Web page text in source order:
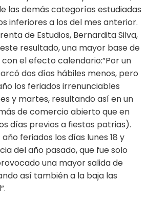
las demás categorías estudiadas
inferiores a los del mes anterior.
de Estudios, Bernardita Silva,
resultado, una mayor base de
el efecto calendario:”Por un
dos días hábiles menos, pero
los feriados irrenunciables
y martes, resultando así en un
de comercio abierto que en
días previos a fiestas patrias).
feriados los días lunes 18 y
del año pasado, que fue solo
una mayor salida de
así también a la baja las